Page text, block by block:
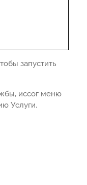
запустить
иссог меню
Услуги.